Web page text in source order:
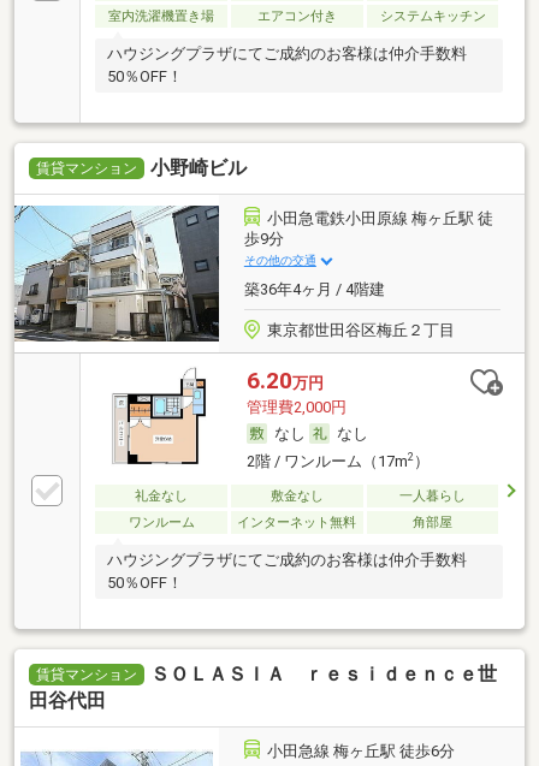
室内洗濯機置き場
エアコン付き システムキッチン
ハウジングプラザにてご成約のお客様は仲介手数料
50％OFF！
賃貸マンション 小野崎ビル
小田急電鉄小田原線 梅ヶ丘駅 徒
歩9分
その他の交通
築36年4ヶ月 / 4階建
東京都世田谷区梅丘２丁目
6.20万円
管理費2,000円
なし
なし
2階 / ワンルーム（17m2）
礼金なし 敷金なし
一人暮らし
ワンルーム
インターネット無料 角部屋
ハウジングプラザにてご成約のお客様は仲介手数料
50％OFF！
賃貸マンション
ＳＯＬＡＳＩＡ ｒｅｓｉｄｅｎｃｅ世
田谷代田
小田急線 梅ヶ丘駅 徒歩6分